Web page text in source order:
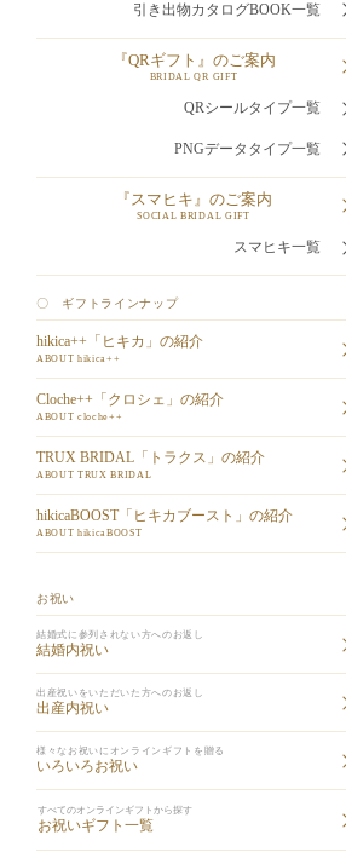
引き出物カタログBOOK一覧
『QRギフト』のご案内
BRIDAL QR GIFT
QRシールタイプ一覧
PNGデータタイプ一覧
『スマヒキ』のご案内
SOCIAL BRIDAL GIFT
スマヒキ一覧
〇 ギフトラインナップ
hikica++「ヒキカ」の紹介
ABOUT hikica++
Cloche++「クロシェ」の紹介
ABOUT cloche++
TRUX BRIDAL「トラクス」の紹介
ABOUT TRUX BRIDAL
hikicaBOOST「ヒキカブースト」の紹介
ABOUT hikicaBOOST
お祝い
結婚式に参列されない方へのお返し
結婚内祝い
出産祝いをいただいた方へのお返し
出産内祝い
様々なお祝いにオンラインギフトを贈る
いろいろお祝い
すべてのオンラインギフトから探す
お祝いギフト一覧